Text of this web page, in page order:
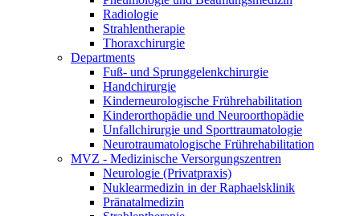
Radiologie
Strahlentherapie
Thoraxchirurgie
Departments
Fuß- und Sprunggelenkchirurgie
Handchirurgie
Kinderneurologische Frührehabilitation
Kinderorthopädie und Neuroorthopädie
Unfallchirurgie und Sporttraumatologie
Neurotraumatologische Frührehabilitation
MVZ - Medizinische Versorgungszentren
Neurologie (Privatpraxis)
Nuklearmedizin in der Raphaelsklinik
Pränatalmedizin